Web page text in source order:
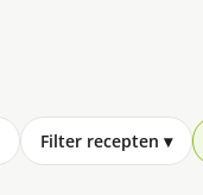
Filter recepten ▾